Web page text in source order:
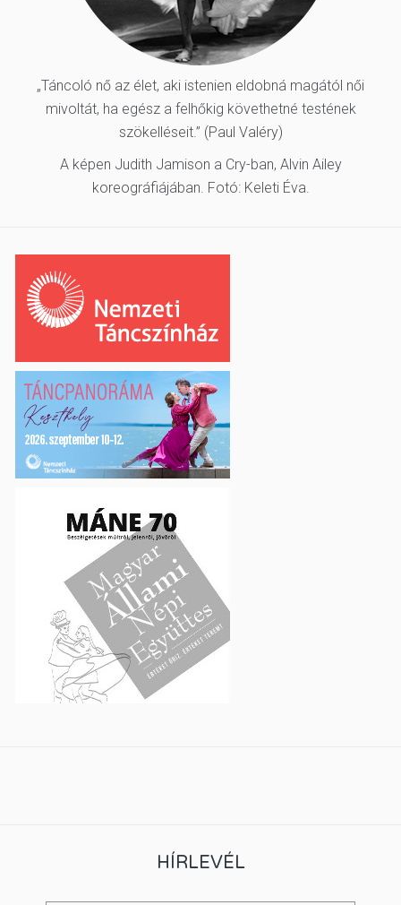
„Táncoló nő az élet, aki istenien eldobná magától női
mivoltát, ha egész a felhőkig követhetné testének
szökelléseit.” (Paul Valéry)
A képen Judith Jamison a Cry-ban, Alvin Ailey
koreográfiájában. Fotó: Keleti Éva.
HÍRLEVÉL